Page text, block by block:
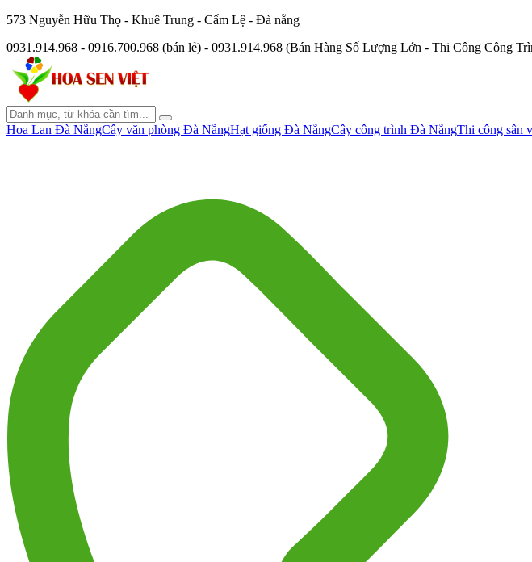
573 Nguyễn Hữu Thọ - Khuê Trung - Cẩm Lệ - Đà nẵng
0931.914.968 - 0916.700.968 (bán lẻ) - 0931.914.968 (Bán Hàng Số Lượng Lớn - Thi Công Công
Hoa Lan Đà NẵngCây văn phòng Đà NẵngHạt giống Đà NẵngCây công trình Đà NẵngThi công sân